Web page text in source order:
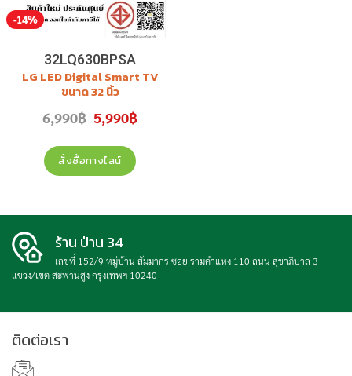
-14%
32LQ630BPSA
LG LED Digital Smart TV
ขนาด 32 นิ้ว
รุ่น
32LQ630BPSA
สินค้าใหม่ ประกันศูนย์
6,990฿ Original
price
6,990฿.
5,990฿Current
price
สั่งซื้อทางไลน์
ร้าน ป่าน 34
เลขที่ 152/9 หมู่บ้าน สัมมากร ซอย รามคำแหง 110 ถนน สุขาภิบาล 3
แขวง/เขต สะพานสูง กรุงเทพฯ 10240
ติดต่อเรา